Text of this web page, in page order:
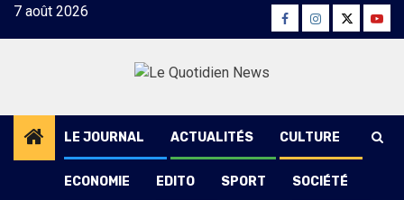
Skip7 août 2026 Facebook
Instagram
Twitter
LE JOURNAL ACTUALITÉS CULTURE
ECONOMIE EDITO SPORT SOCIÉTÉ